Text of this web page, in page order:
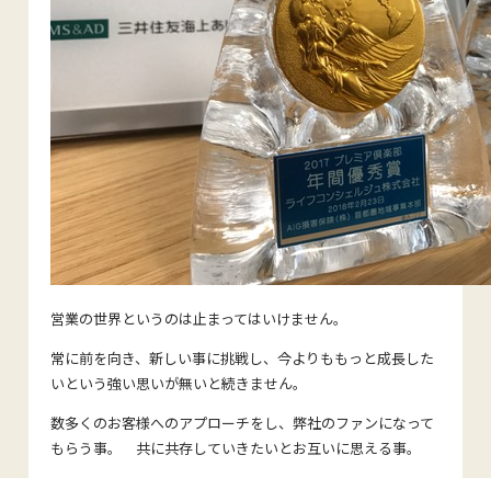
営業の世界というのは止まってはいけません。
常に前を向き、新しい事に挑戦し、今よりももっと成長した
いという強い思いが無いと続きません。
数多くのお客様へのアプローチをし、弊社のファンになって
もらう事。 共に共存していきたいとお互いに思える事。